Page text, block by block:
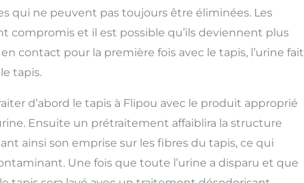
qui ne peuvent pas toujours être éliminées. Les
compromis et il est possible qu’ils deviennent plus
contact pour la première fois avec le tapis, l’urine fait
tapis.
d’abord le tapis à Flipou avec le produit approprié
Ensuite un prétraitement affaiblira la structure
ainsi son emprise sur les fibres du tapis, ce qui
Une fois que toute l’urine a disparu et que